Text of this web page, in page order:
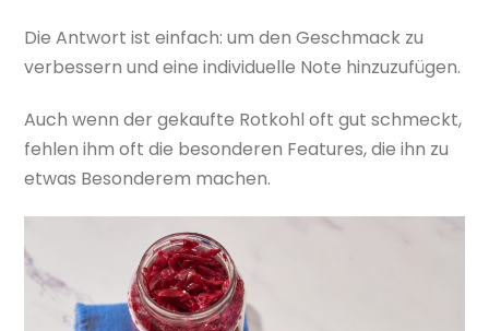
Die Antwort ist einfach: um den Geschmack zu
verbessern und eine individuelle Note hinzuzufügen.
Auch wenn der gekaufte Rotkohl oft gut schmeckt,
fehlen ihm oft die besonderen Features, die ihn zu
etwas Besonderem machen.